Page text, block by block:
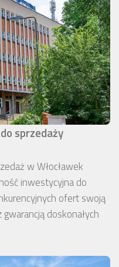
sprzedaży
w Włocławek
inwestycyjna do
ofert swoją
doskonałych